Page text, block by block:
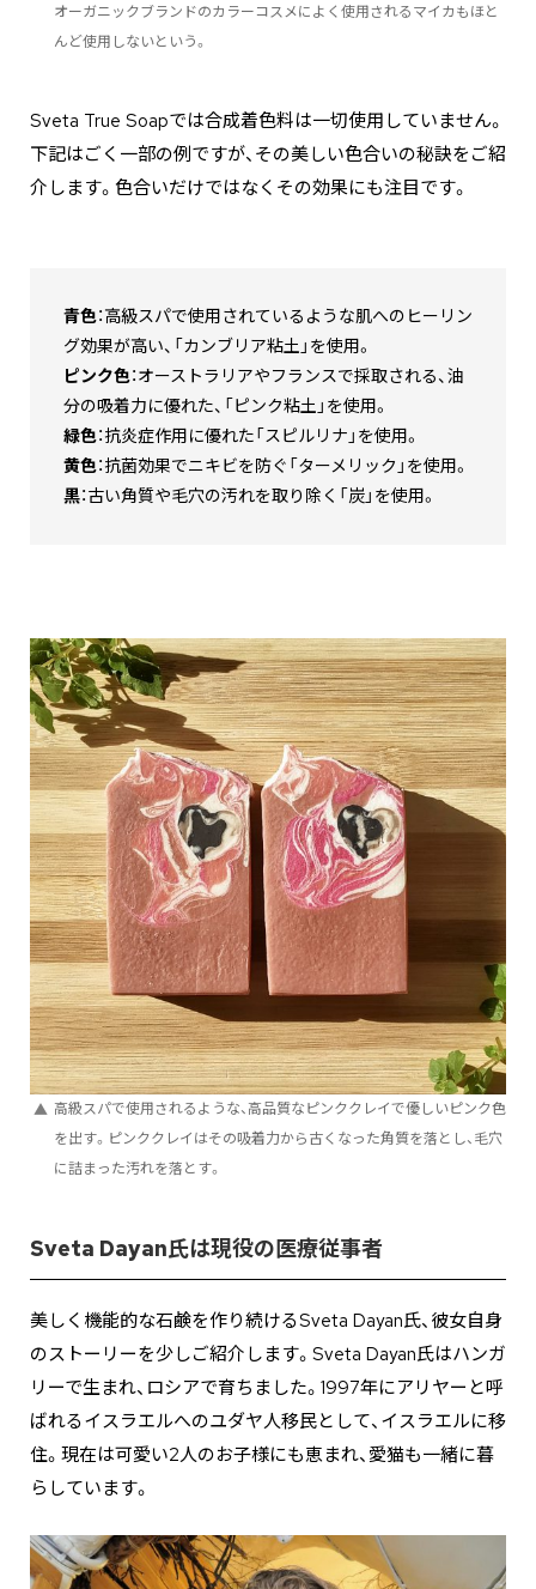
オーガニックブランドのカラーコスメによく使用されるマイカもほと
んど使用しないという。
Sveta True Soapでは合成着色料は一切使用していません。
下記はごく一部の例ですが、その美しい色合いの秘訣をご紹
介します。色合いだけではなくその効果にも注目です。
青色：高級スパで使用されているような肌へのヒーリン
グ効果が高い、「カンブリア粘土」を使用。
ピンク色：オーストラリアやフランスで採取される、油
分の吸着力に優れた、「ピンク粘土」を使用。
緑色：抗炎症作用に優れた「スピルリナ」を使用。
黄色：抗菌効果でニキビを防ぐ「ターメリック」を使用。
黒：古い角質や毛穴の汚れを取り除く「炭」を使用。
高級スパで使用されるような、高品質なピンククレイで優しいピンク色
を出す。ピンククレイはその吸着力から古くなった角質を落とし、毛穴
に詰まった汚れを落とす。
Sveta Dayan氏は現役の医療従事者
美しく機能的な石鹸を作り続けるSveta Dayan氏、彼女自身
のストーリーを少しご紹介します。Sveta Dayan氏はハンガ
リーで生まれ、ロシアで育ちました。1997年にアリヤーと呼
ばれるイスラエルへのユダヤ人移民として、イスラエルに移
住。現在は可愛い2人のお子様にも恵まれ、愛猫も一緒に暮
らしています。